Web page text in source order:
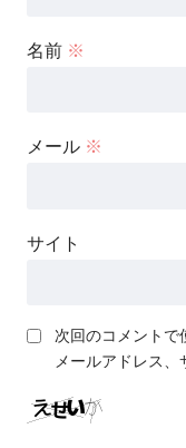
名前 ※
メール ※
サイト
次回のコメントで
メールアドレス、